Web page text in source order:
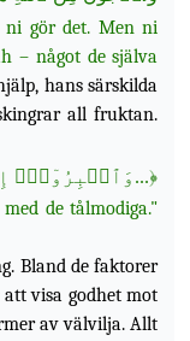
ni gör det. Men ni
– något de själva
hans särskilda
all fruktan.
﴿...وَٱصۡبِرُوٓاْۚ
de tålmodiga."
Bland de faktorer
visa godhet mot
av välvilja. Allt